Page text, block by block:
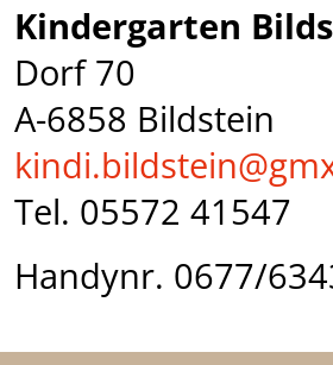
Kindergarten
Dorf 70
A-6858 Bildstein
kindi.bildstein@
Tel. 05572 41547
Handynr. 0677/